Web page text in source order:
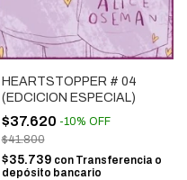
HEARTSTOPPER # 04
(EDCICION ESPECIAL)
$37.620 -10% OFF
$41.800
$35.739 con Transferencia o
depósito bancario